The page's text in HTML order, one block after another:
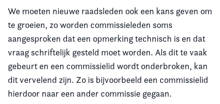
We moeten nieuwe raadsleden ook een kans geven om
te groeien, zo worden commissieleden soms
aangesproken dat een opmerking technisch is en dat
vraag schriftelijk gesteld moet worden. Als dit te vaak
gebeurt en een commissielid wordt onderbroken, kan
dit vervelend zijn. Zo is bijvoorbeeld een commissielid
hierdoor naar een ander commissie gegaan.